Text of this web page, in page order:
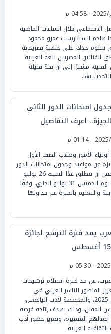
خلال الساعات الماضية
هاجم السيناريست عمرو محمود
سلوم حداد، على خلفية تصريحاته
الفنانين المصريين للغة العربية
مشيرًا إلى أن قلة قليلة
بها.
امتحانات الدور الثاني
اعرف التفاصيل
الأمور وطلاب الصف الأول
عن مواعيد وجدول امتحانات الدور
الثاني، والتي من المقرر أن تنطلق غدًا السبت 26 يوليو
2025، وتستمر حتى يوم الخميس 31 يوليو الجاري، وفقًا
والتعليم بالجيزة عبر جداولها
يمد فترة الترشح لجائزة
عن مد فترة استلام ترشيحات
المنصور للناشر العربي في
دورتها السابعة لعام 2025، والمخصصة لأدب اليافعين،
15 أغسطس المقبل، وذلك بهدف إتاحة فرصة
أعمالهم المتميزة، وتعزيز حضور أدب
العربية.